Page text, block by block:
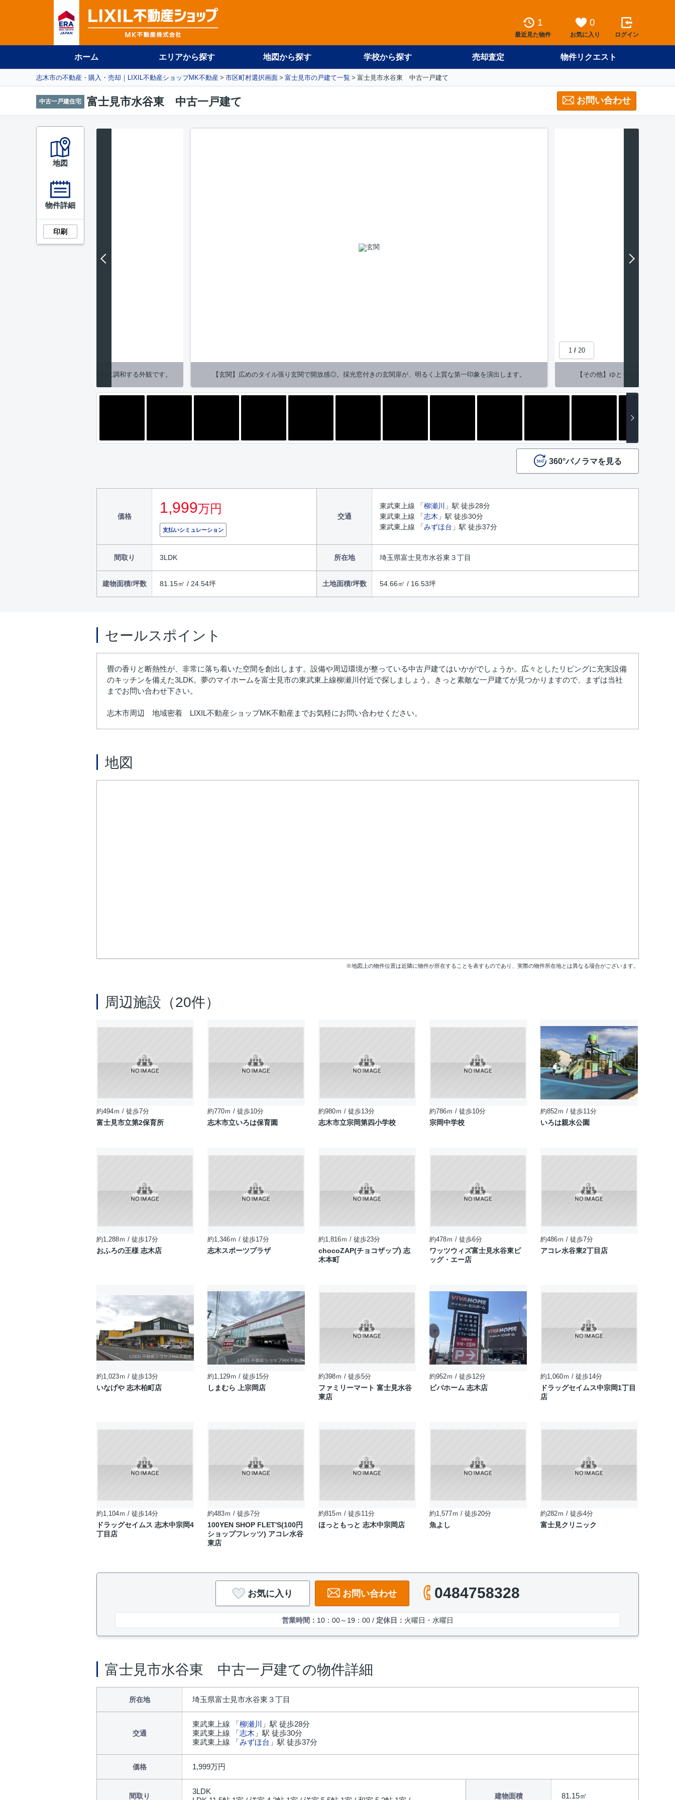
1
最近見た物件
0
お気に入り ログイン
ホーム エリアから探す 地図から探す 学校から探す 売却査定 物件リクエスト
志木市の不動産・購入・売却｜LIXIL不動産ショップMK不動産 市区町村選択画面 富士見市の戸建て一覧 富士見市水谷東 中古一戸建て
中古一戸建住宅 富士見市水谷東 中古一戸建て お問い合わせ
1/ 20
【玄関】広めのタイル張り玄関で開放感◎。採光窓付きの玄関扉が、明るく上質な第一印象を演出します。 【その他】ゆとりある洗面スペ
の高い立地で、落ち着いた住宅街に調和する外観です。
360°パノラマを見る
価格
1,999万円
支払いシミュレーション
交通
東武東上線 「柳瀬川
」駅 徒歩28分
東武東上線 「志木 」駅 徒歩30分
東武東上線 「みずほ台 」駅 徒歩37分
間取り 3LDK 所在地 埼玉県富士見市水谷東３丁目
建物面積/坪数 81.15㎡ / 24.54坪 土地面積/坪数 54.66㎡ / 16.53坪
地図
物件詳細
印刷
セールスポイント
畳の香りと断熱性が、非常に落ち着いた空間を創出します。設備や周辺環境が整っている中古戸建てはいかがでしょうか。広々としたリビングに充実設備
のキッチンを備えた3LDK。夢のマイホームを富士見市の東武東上線柳瀬川付近で探しましょう。きっと素敵な一戸建てが見つかりますので、まずは当社
までお問い合わせ下さい。
志木市周辺 地域密着 LIXIL不動産ショップMK不動産までお気軽にお問い合わせください。
地図
※地図上の物件位置は近隣に物件が所在することを表すものであり、実際の物件所在地とは異なる場合がございます。
周辺施設（20件）
約494ｍ / 徒歩7分
富士見市立第2保育所
約770ｍ / 徒歩10分
志木市立いろは保育園
約980ｍ / 徒歩13分
志木市立宗岡第四小学校
約786ｍ / 徒歩10分
宗岡中学校
約852ｍ / 徒歩11分
いろは親水公園
約1,288ｍ / 徒歩17分
おふろの王様 志木店
約1,346ｍ / 徒歩17分
志木スポーツプラザ
約1,816ｍ / 徒歩23分
chocoZAP(チョコザップ) 志
木本町
約478ｍ / 徒歩6分
ワッツウィズ富士見水谷東ビ
ッグ・エー店
約486ｍ / 徒歩7分
アコレ水谷東2丁目店
約1,023ｍ / 徒歩13分
いなげや 志木柏町店
約1,129ｍ / 徒歩15分
しまむら 上宗岡店
約398ｍ / 徒歩5分
ファミリーマート 富士見水谷
東店
約952ｍ / 徒歩12分
ビバホーム 志木店
約1,060ｍ / 徒歩14分
ドラッグセイムス中宗岡1丁目
店
約1,104ｍ / 徒歩14分
ドラッグセイムス 志木中宗岡4
丁目店
約483ｍ / 徒歩7分
100YEN SHOP FLET'S(100円
ショップフレッツ) アコレ水谷
東店
約815ｍ / 徒歩11分
ほっともっと 志木中宗岡店
約1,577ｍ / 徒歩20分
魚よし
約282ｍ / 徒歩4分
富士見クリニック
お気に入り お問い合わせ 0484758328
営業時間： 10：00～19：00 / 定休日： 火曜日・水曜日
富士見市水谷東 中古一戸建ての物件詳細
所在地 埼玉県富士見市水谷東３丁目
交通
東武東上線 「柳瀬川
」駅 徒歩28分
東武東上線 「志木 」駅 徒歩30分
東武東上線 「みずほ台 」駅 徒歩37分
価格 1,999万円
間取り
3LDK
建物面積 81.15㎡